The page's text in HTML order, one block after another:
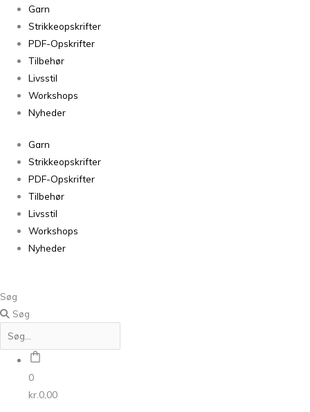
Garn
Strikkeopskrifter
PDF-Opskrifter
Tilbehør
Livsstil
Workshops
Nyheder
Garn
Strikkeopskrifter
PDF-Opskrifter
Tilbehør
Livsstil
Workshops
Nyheder
Søg
Søg
0
kr. 0,00